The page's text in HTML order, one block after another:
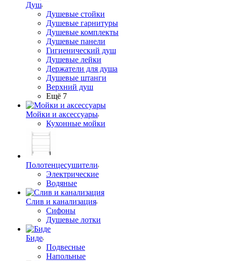
Душ
Душевые стойки
Душевые гарнитуры
Душевые комплекты
Душевые панели
Гигиенический душ
Душевые лейки
Держатели для душа
Душевые штанги
Верхний душ
Ещё 7
Мойки и аксессуары
Кухонные мойки
Полотенцесушители
Электрические
Водяные
Слив и канализация
Сифоны
Душевые лотки
Биде
Подвесные
Напольные